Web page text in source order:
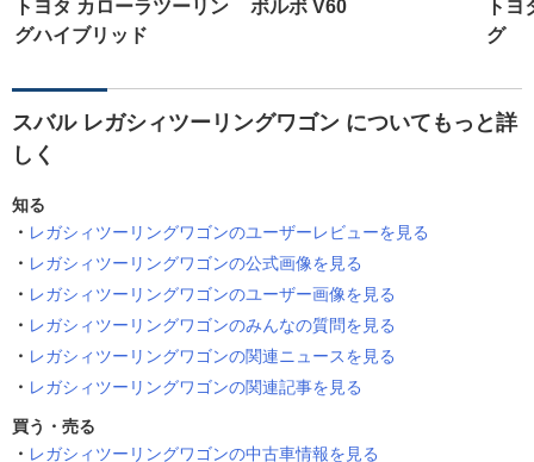
トヨタ カローラツーリン
グハイブリッド
ボルボ V60
ト
グ
スバル レガシィツーリングワゴン についてもっと詳
しく
知る
レガシィツーリングワゴンのユーザーレビューを見る
レガシィツーリングワゴンの公式画像を見る
レガシィツーリングワゴンのユーザー画像を見る
レガシィツーリングワゴンのみんなの質問を見る
レガシィツーリングワゴンの関連ニュースを見る
レガシィツーリングワゴンの関連記事を見る
買う・売る
レガシィツーリングワゴンの中古車情報を見る